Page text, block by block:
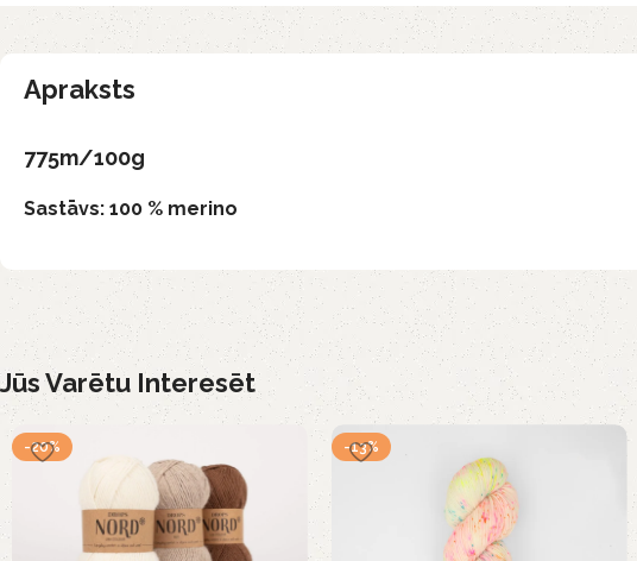
Apraksts
775m/100g
Sastāvs: 100 % merino
Jūs Varētu Interesēt
-20% -13%